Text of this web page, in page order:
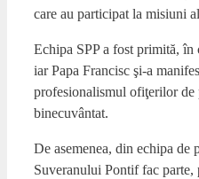
care au participat la misiuni
Echipa SPP a fost primită,
iar Papa Francisc şi-a
profesionalismul ofiţerilor de
binecuvântat.
De asemenea, din echipa de
Suveranului Pontif fac